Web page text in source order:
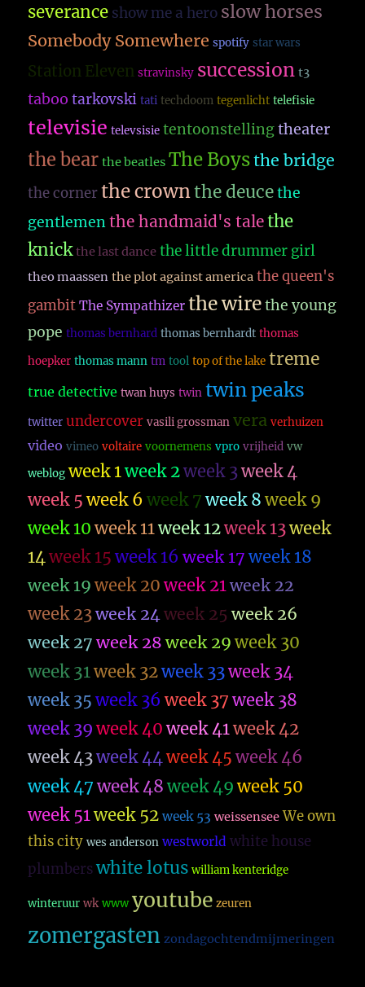
severance show me a hero slow horses
Somebody Somewhere spotify star wars
Station Eleven stravinsky succession t3
taboo tarkovski tati techdoom tegenlicht telefisie
televisie televsisie tentoonstelling theater
the bear the beatles The Boysthe bridge
the corner the crownthe deuce the
gentlemen the handmaid's talethe
knick the last dance the little drummer girl
theo maassen the plot against america the queen's
gambit The Sympathizer the wire the young
pope thomas bernhard thomas bernhardt thomas
hoepker thomas mann tm tool top of the lake treme
true detective twan huys twin twin peaks
twitter undercover vasili grossman vera verhuizen
video vimeo voltaire voornemens vpro vrijheid vw
weblog week 1week 2week 3week 4
week 5 week 6 week 7 week 8 week 9
week 10 week 11week 12week 13week
14week 15 week 16 week 17 week 18
week 19 week 20 week 21week 22
week 23week 24week 25 week 26
week 27 week 28 week 29 week 30
week 31week 32week 33week 34
week 35 week 36 week 37 week 38
week 39 week 40 week 41week 42
week 43week 44week 45 week 46
week 47 week 48 week 49 week 50
week 51week 52 week 53 weissensee We own
this city wes anderson westworld white house
plumbers white lotus william kenteridge
winteruur wk www youtube zeuren
zomergasten zondagochtendmijmeringen